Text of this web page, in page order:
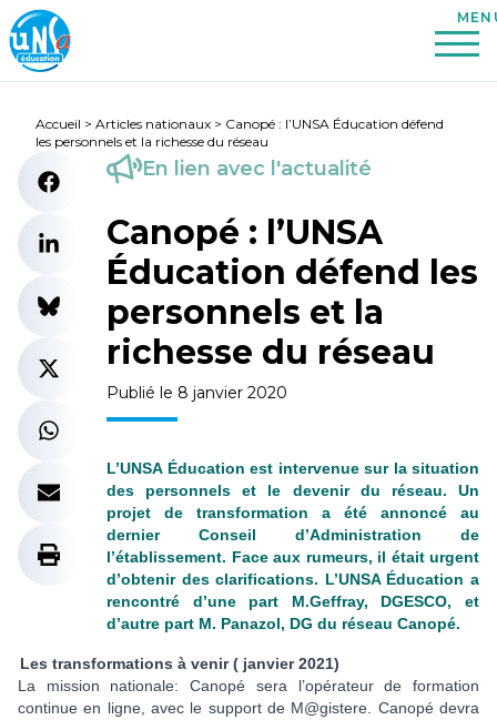
Accueil > Articles nationaux > Canopé : l’UNSA Éducation défend
les personnels et la richesse du réseau
En lien avec l'actualité
Canopé : l’UNSA
Éducation défend les
personnels et la
richesse du réseau
Publié le 8 janvier 2020
L’UNSA Éducation est intervenue sur la situation
des personnels et le devenir du réseau. Un
projet de transformation a été annoncé au
dernier Conseil d’Administration de
l’établissement. Face aux rumeurs, il était urgent
d’obtenir des clarifications. L’UNSA Éducation a
rencontré d’une part M.Geffray, DGESCO, et
d’autre part M. Panazol, DG du réseau Canopé.
Les transformations à venir ( janvier 2021)
La mission nationale: Canopé sera l’opérateur de formation
continue en ligne, avec le support de M@gistere. Canopé devra